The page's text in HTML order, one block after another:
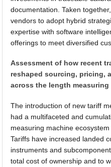
documentation. Taken
vendors to adopt hybrid
expertise with software
offerings to meet diversified
Assessment of how recent
reshaped sourcing, pricing,
across the length
The introduction of new tariff
had a multifaceted and
measuring machine
Tariffs have increased landed
instruments and
total cost of ownership and to